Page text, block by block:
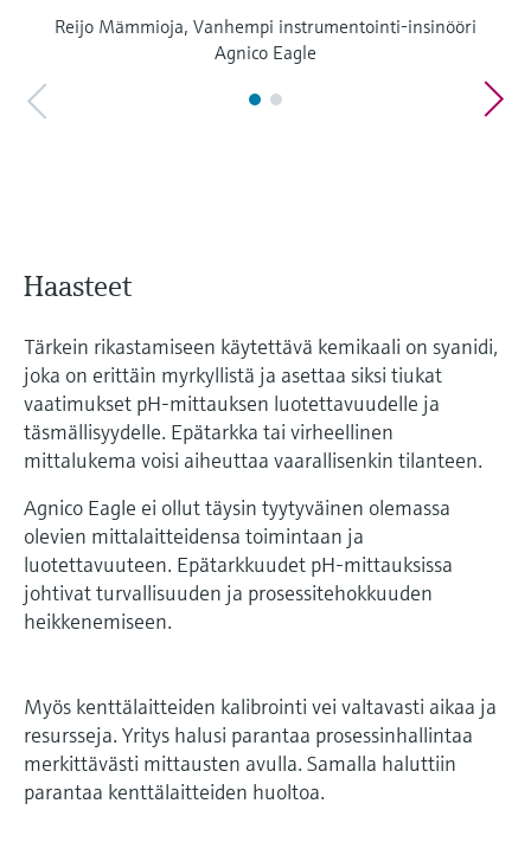
Reijo Mämmioja, Vanhempi instrumentointi-insinööri
Agnico Eagle
Haasteet
Tärkein rikastamiseen käytettävä kemikaali on syanidi,
joka on erittäin myrkyllistä ja asettaa siksi tiukat
vaatimukset pH-mittauksen luotettavuudelle ja
täsmällisyydelle. Epätarkka tai virheellinen
mittalukema voisi aiheuttaa vaarallisenkin tilanteen.
Agnico Eagle ei ollut täysin tyytyväinen olemassa
olevien mittalaitteidensa toimintaan ja
luotettavuuteen. Epätarkkuudet pH-mittauksissa
johtivat turvallisuuden ja prosessitehokkuuden
heikkenemiseen.
Myös kenttälaitteiden kalibrointi vei valtavasti aikaa ja
resursseja. Yritys halusi parantaa prosessinhallintaa
merkittävästi mittausten avulla. Samalla haluttiin
parantaa kenttälaitteiden huoltoa.